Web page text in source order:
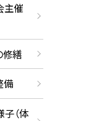
主催
繕
備
（体